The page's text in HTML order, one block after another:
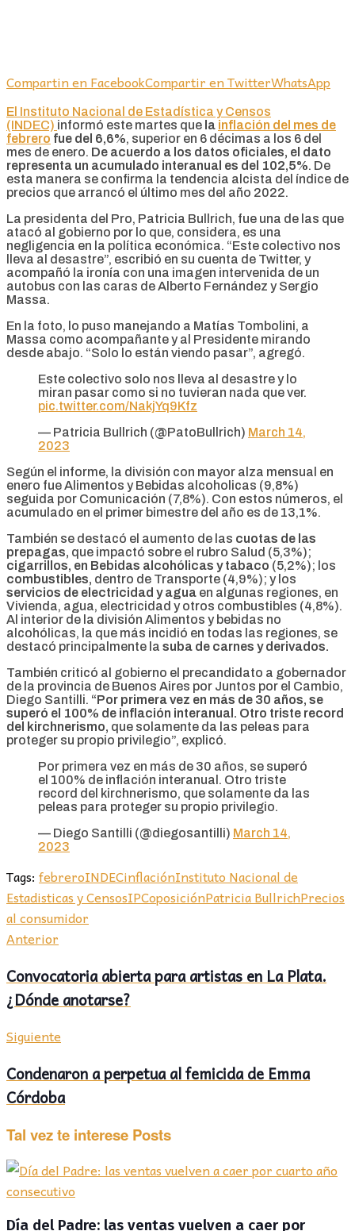
Compartin en FacebookCompartir en TwitterWhatsApp
El Instituto Nacional de Estadística y Censos
(INDEC) informó este martes que la inflación del mes de
febrero fue del 6,6%, superior en 6 décimas a los 6 del
mes de enero. De acuerdo a los datos oficiales, el dato
representa un acumulado interanual es del 102,5%. De
esta manera se confirma la tendencia alcista del índice de
precios que arrancó el último mes del año 2022.
La presidenta del Pro, Patricia Bullrich, fue una de las que
atacó al gobierno por lo que, considera, es una
negligencia en la política económica. “Este colectivo nos
lleva al desastre”, escribió en su cuenta de Twitter, y
acompañó la ironía con una imagen intervenida de un
autobus con las caras de Alberto Fernández y Sergio
Massa.
En la foto, lo puso manejando a Matías Tombolini, a
Massa como acompañante y al Presidente mirando
desde abajo. “Solo lo están viendo pasar”, agregó.
Este colectivo solo nos lleva al desastre y lo
miran pasar como si no tuvieran nada que ver.
pic.twitter.com/NakjYq9Kfz
— Patricia Bullrich (@PatoBullrich) March 14,
2023
Según el informe, la división con mayor alza mensual en
enero fue Alimentos y Bebidas alcoholicas (9,8%)
seguida por Comunicación (7,8%). Con estos números, el
acumulado en el primer bimestre del año es de 13,1%.
También se destacó el aumento de las cuotas de las
prepagas, que impactó sobre el rubro Salud (5,3%);
cigarrillos, en Bebidas alcohólicas y tabaco (5,2%); los
combustibles, dentro de Transporte (4,9%); y los
servicios de electricidad y agua en algunas regiones, en
Vivienda, agua, electricidad y otros combustibles (4,8%).
Al interior de la división Alimentos y bebidas no
alcohólicas, la que más incidió en todas las regiones, se
destacó principalmente la suba de carnes y derivados.
También criticó al gobierno el precandidato a gobernador
de la provincia de Buenos Aires por Juntos por el Cambio,
Diego Santilli. “Por primera vez en más de 30 años, se
superó el 100% de inflación interanual. Otro triste record
del kirchnerismo, que solamente da las peleas para
proteger su propio privilegio”, explicó.
Por primera vez en más de 30 años, se superó
el 100% de inflación interanual. Otro triste
record del kirchnerismo, que solamente da las
peleas para proteger su propio privilegio.
— Diego Santilli (@diegosantilli) March 14,
2023
Tags: febreroINDECinflaciónInstituto Nacional de
Estadisticas y CensosIPCoposiciónPatricia BullrichPrecios
al consumidor
Anterior
Convocatoria abierta para artistas en La Plata.
¿Dónde anotarse?
Siguiente
Condenaron a perpetua al femicida de Emma
Córdoba
Tal vez te interese Posts
Día del Padre: las ventas vuelven a caer por